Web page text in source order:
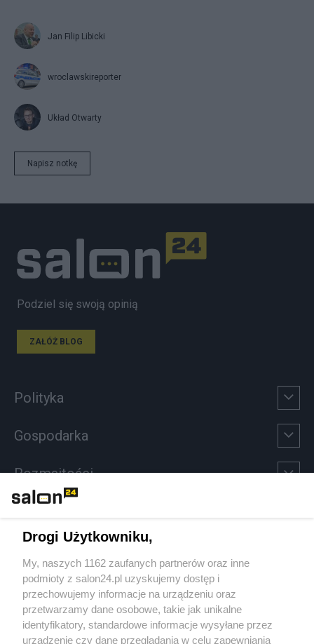
Jan Filip Libicki
wroclawskireporter
Układ Otwarty
Napisz notkę
Podziel się swoją opinią
ZAŁÓŻ BLOG
Polityka
Gospodarka
Rozmaitości
Sport
Społeczeństwo
Kultura
Drogi Użytkowniku,
My, naszych 1162 zaufanych partnerów oraz inne
podmioty z salon24.pl uzyskujemy dostęp i
przechowujemy informacje na urządzeniu oraz
przetwarzamy dane osobowe, takie jak unikalne
identyfikatory, standardowe informacje wysyłane przez
urządzenie czy dane przeglądania w celu zapewniania